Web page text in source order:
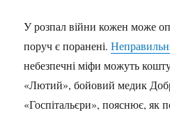
У розпал війни кожен може
поруч є поранені.
небезпечні міфи можуть
«Лютий», бойовий медик
«Госпітальєри», пояснює, як